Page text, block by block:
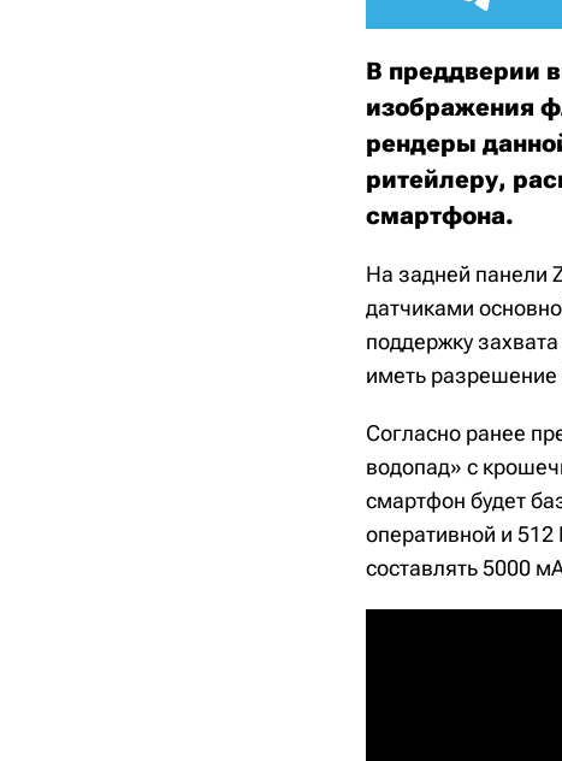
В преддверии
изображения
рендеры
ритейлеру,
смартфона.
На задней панели
датчиками
поддержку
иметь
Согласно ранее
водопад» с
смартфон будет
оперативной и 512
составлять 5000